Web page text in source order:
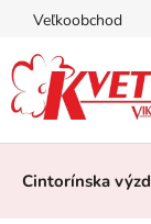
Prejsť
obsah
Veľkoobchod
Cintorínska